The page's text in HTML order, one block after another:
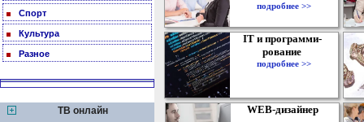
Спорт
Культура
Разное
ТВ онлайн
подробнее >>
IT и программи-
рование
подробнее >>
WEB-дизайнер